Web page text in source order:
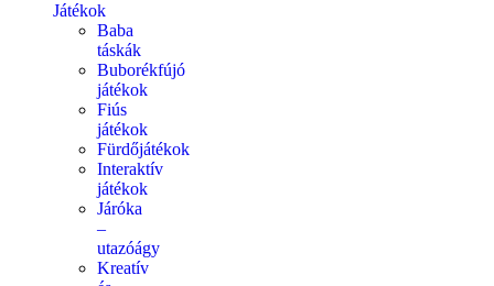
Játékok
Baba
táskák
Buborékfújó
játékok
Fiús
játékok
Fürdőjátékok
Interaktív
játékok
Járóka
–
utazóágy
Kreatív